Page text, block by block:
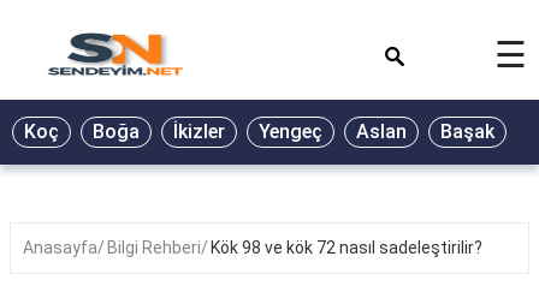
BİYOGRAFİ
GALERİ
☰
Koç Boğa İkizler Yengeç Aslan Başak
Anasayfa Bilgi Rehberi Kök 98 ve kök 72 nasıl sadeleştirilir?